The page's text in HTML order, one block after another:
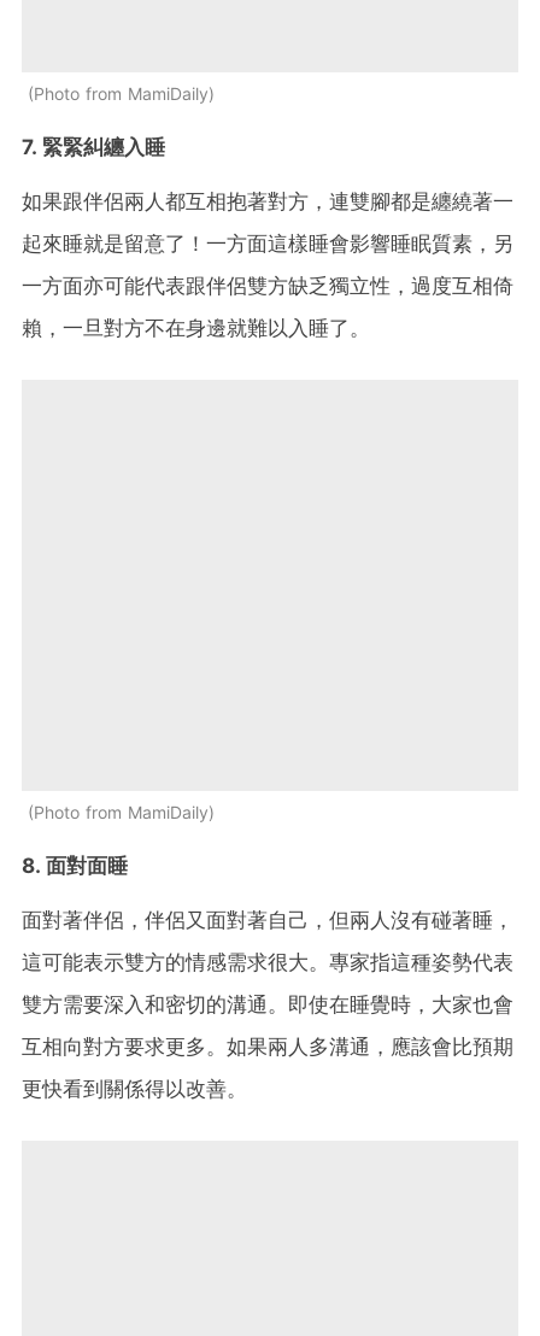
Photo from MamiDaily
7. 緊緊糾纏入睡
如果跟伴侶兩人都互相抱著對方，連雙腳都是纏繞著一
起來睡就是留意了！一方面這樣睡會影響睡眠質素，另
一方面亦可能代表跟伴侶雙方缺乏獨立性，過度互相倚
賴，一旦對方不在身邊就難以入睡了。
Photo from MamiDaily
8. 面對面睡
面對著伴侶，伴侶又面對著自己，但兩人沒有碰著睡，
這可能表示雙方的情感需求很大。專家指這種姿勢代表
雙方需要深入和密切的溝通。即使在睡覺時，大家也會
互相向對方要求更多。如果兩人多溝通，應該會比預期
更快看到關係得以改善。